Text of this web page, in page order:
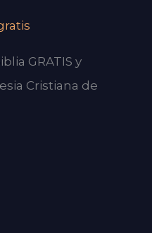
GRATIS y
Cristiana de